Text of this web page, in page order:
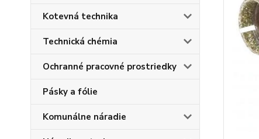
Kotevná technika
Technická chémia
Ochranné pracovné prostriedky
Pásky a fólie
Komunálne náradie